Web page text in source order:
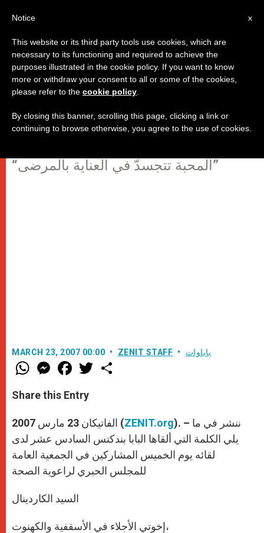
كلمة البابا الى المشاركين في الجمعية
العامة للمجلس الحبري لراعوية
الصحة
“المحبة تتجسدّ في العناية بالمرضى”
MARCH 23, 2007 00:00 ZENIT STAFF باباوات
W
h
t
s
p
p
M
e
s
e
g
e
r
F
a
e
b
o
k
w
r
Share this Entry
الفاتيكان 23 مارس 2007 (ZENIT.org). – ننشر في ما
يلي الكلمة التي ألقاها البابا بندكتس السادس عشر لدى
لقائه يوم الخميس المشاركين في الجمعية العامة
للمجلس الحبري لراعوية الصحة
السيد الكاردينال
إخوتي الأجلاء في الأسقفية والكهنوت،
x
Notice
This website or its third party tools use cookies, which are
necessary to its functioning and required to achieve the
purposes illustrated in the cookie policy. If you want to know
more or withdraw your consent to all or some of the cookies,
please refer to the cookie policy
By closing this banner, scrolling this page, clicking a link or
continuing to browse otherwise, you agree to the use of cookies.